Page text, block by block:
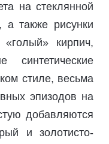
на стеклянной
а также рисунки
кирпич,
стиле, весьма
эпизодов на
добавляются
и золотисто-